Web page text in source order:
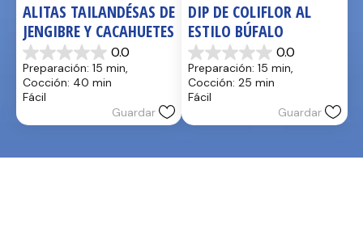
ALITAS TAILANDÉSAS DE
JENGIBRE Y CACAHUETES
0.0
0.0
de
5
estrellas.
Preparación: 15 min,
Cocción: 40 min
Fácil
Guardar
DIP DE COLIFLOR AL
ESTILO BÚFALO
0.0
0.0
de
5
estrellas.
Preparación: 15 min,
Cocción: 25 min
Fácil
Guardar